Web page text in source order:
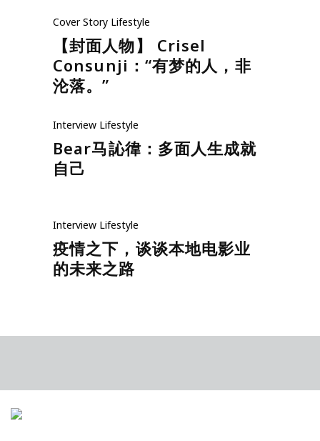
Cover Story Lifestyle
【封面人物】 Crisel
Consunji：“有梦的人，非
沦落。”
Interview Lifestyle
Bear马訫徫：多面人生成就
自己
Interview Lifestyle
疫情之下，谈谈本地电影业
的未来之路